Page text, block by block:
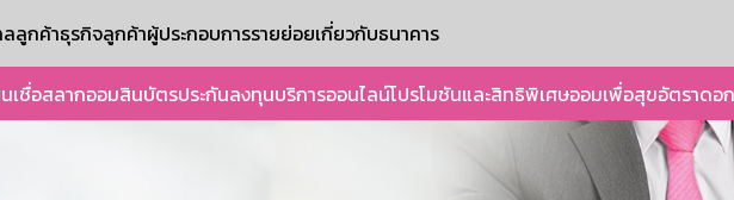
ลูกค้าธุรกิจลูกค้าผู้ประกอบการรายย่อยเกี่ยวกับธนาคาร
เชื่อสลากออมสินบัตรประกันลงทุนบริการออนไลน์โปรโมชันและสิทธิพิเศษออมเพื่อสุขอัตราดอ